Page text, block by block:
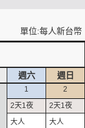
單位:每人新台幣
週六 週日
1 2